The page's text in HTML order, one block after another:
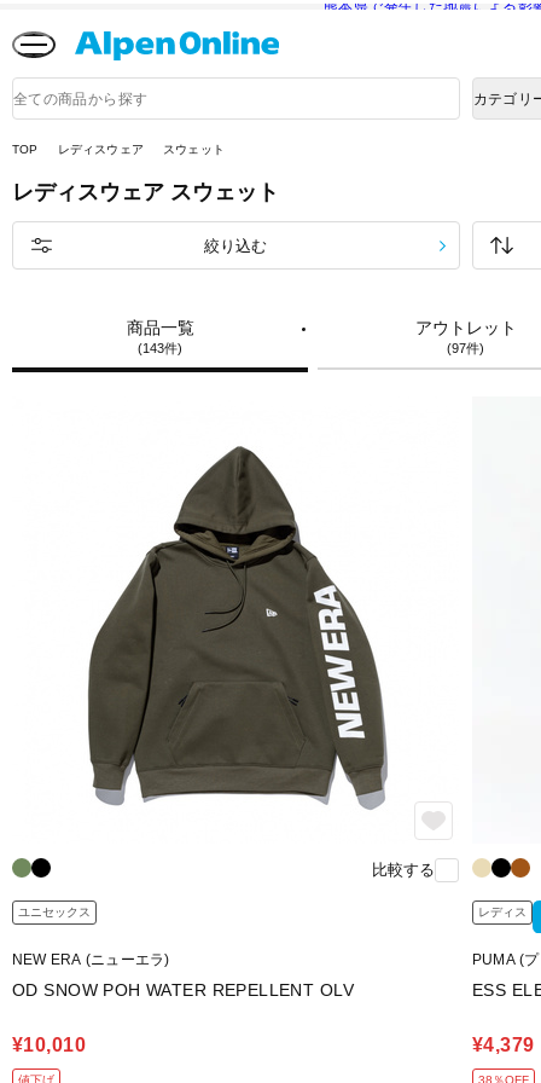
熊本県で発生した地震による影
品
検
カテゴリ
TOP レディスウェア スウェット
レディスウェア スウェット
商品一覧
(143件)
アウトレット
(97件)
絞り込む
比較する
ユニセックス
NEW ERA (ニューエラ)
OD SNOW POH WATER REPELLENT OLV
¥10,010
値下げ
レディス
PUMA (
ESS
¥4,379
38％OFF